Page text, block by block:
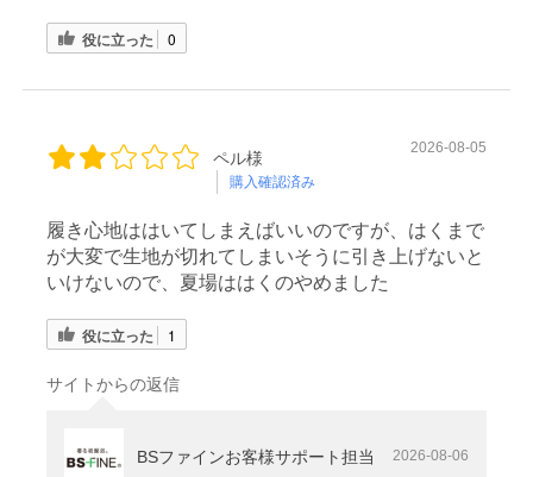
役に立った 0
ペル様
購入確認済み
2026-08-05
履き心地ははいてしまえばいいのですが、はくまで
が大変で生地が切れてしまいそうに引き上げないと
いけないので、夏場ははくのやめました
役に立った 1
サイトからの返信
BSファインお客様サポート担当 2026-08-06